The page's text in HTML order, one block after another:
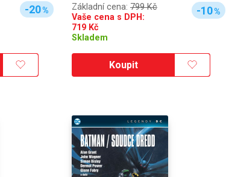
-20% Základní cena: 799 Kč
Vaše cena s DPH:
719 Kč
Skladem
-10%
Koupit